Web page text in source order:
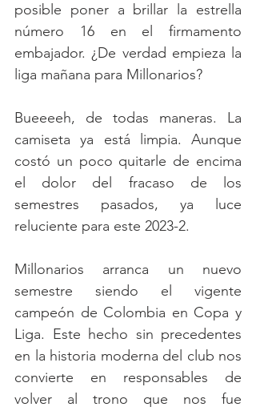
posible poner a brillar la estrella
número 16 en el firmamento
embajador. ¿De verdad empieza la
liga mañana para Millonarios?
Bueeeeh, de todas maneras. La
camiseta ya está limpia. Aunque
costó un poco quitarle de encima
el dolor del fracaso de los
semestres pasados, ya luce
reluciente para este 2023-2.
Millonarios arranca un nuevo
semestre siendo el vigente
campeón de Colombia en Copa y
Liga. Este hecho sin precedentes
en la historia moderna del club nos
convierte en responsables de
volver al trono que nos fue